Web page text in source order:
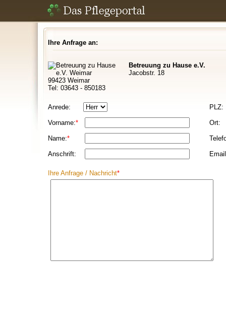
Ihre Anfrage an:
Betreuung zu Hause e.V.
Jacobstr. 18
99423 Weimar
Tel: 03643 - 850183
Anrede: PLZ:
Vorname:* Ort:
Name:*
Anschrift:
Ihre Anfrage / Nachricht*